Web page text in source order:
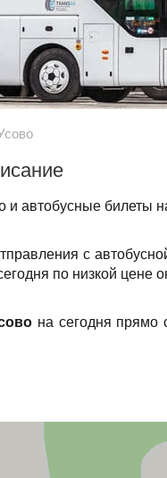
автобусные билеты
с
по низкой цене
на сегодня прямо